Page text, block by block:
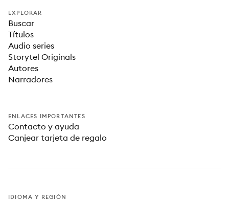
EXPLORAR
Buscar
Títulos
Audio series
Storytel Originals
Autores
Narradores
ENLACES IMPORTANTES
Contacto y ayuda
Canjear tarjeta de regalo
IDIOMA Y REGIÓN